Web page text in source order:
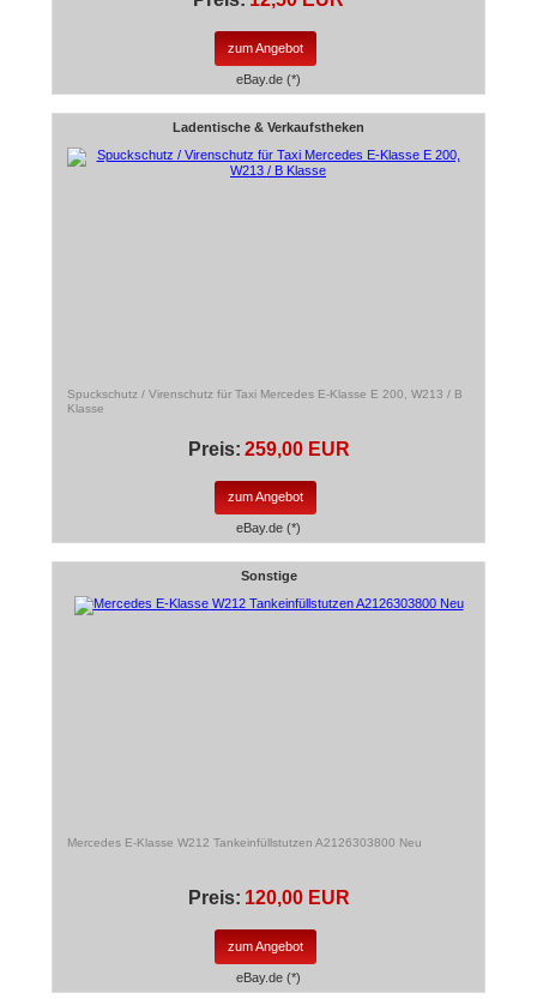
zum Angebot
eBay.de (*)
Ladentische & Verkaufstheken
Spuckschutz / Virenschutz für Taxi Mercedes E-Klasse E 200, W213 / B
Klasse
Preis: 259,00 EUR
zum Angebot
eBay.de (*)
Sonstige
Mercedes E-Klasse W212 Tankeinfüllstutzen A2126303800 Neu
Preis: 120,00 EUR
zum Angebot
eBay.de (*)